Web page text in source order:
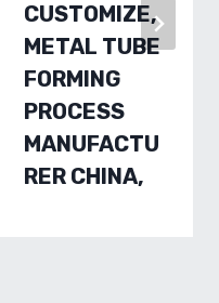
CUSTOMIZE,
METAL TUBE
FORMING
PROCESS
MANUFACTU
RER CHINA,